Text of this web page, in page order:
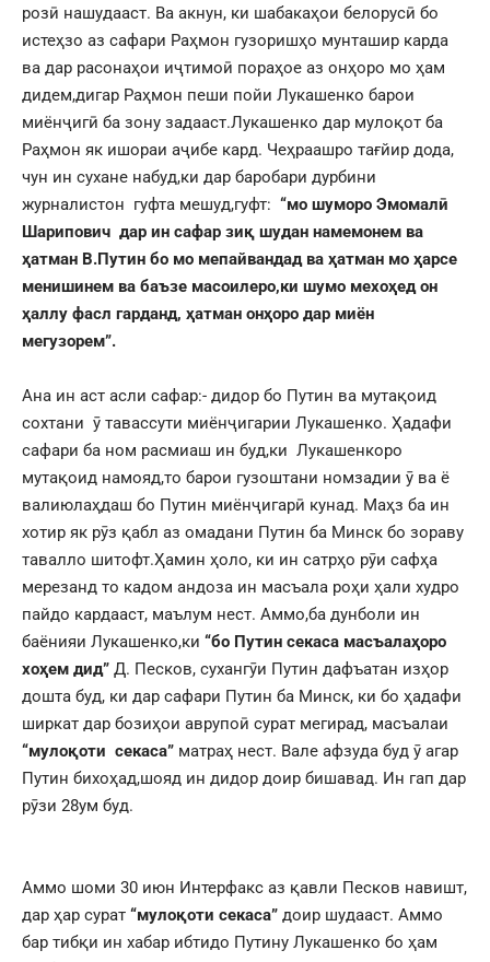
розӣ нашудааст. Ва акнун, ки шабакаҳои белорусӣ бо
истеҳзо аз сафари Раҳмон гузоришҳо мунташир карда
ва дар расонаҳои иҷтимоӣ пораҳое аз онҳоро мо ҳам
дидем,дигар Раҳмон пеши пойи Лукашенко барои
миёнҷигӣ ба зону задааст.Лукашенко дар мулоқот ба
Раҳмон як ишораи аҷибе кард. Чеҳраашро тағйир дода,
чун ин сухане набуд,ки дар баробари дурбини
журналистон гуфта мешуд,гуфт: “мо шуморо Эмомалӣ
Шарипович дар ин сафар зиқ шудан намемонем ва
ҳатман В.Путин бо мо мепайвандад ва ҳатман мо ҳарсе
менишинем ва баъзе масоилеро,ки шумо мехоҳед он
ҳаллу фасл гарданд, ҳатман онҳоро дар миён
мегузорем”.
Ана ин аст асли сафар:- дидор бо Путин ва мутақоид
сохтани ӯ тавассути миёнҷигарии Лукашенко. Ҳадафи
сафари ба ном расмиаш ин буд,ки Лукашенкоро
мутақоид намояд,то барои гузоштани номзадии ӯ ва ё
валиюлаҳдаш бо Путин миёнҷигарӣ кунад. Маҳз ба ин
хотир як рӯз қабл аз омадани Путин ба Минск бо зораву
тавалло шитофт.Ҳамин ҳоло, ки ин сатрҳо рӯи сафҳа
мерезанд то кадом андоза ин масъала роҳи ҳали худро
пайдо кардааст, маълум нест. Аммо,ба дунболи ин
баёнияи Лукашенко,ки “бо Путин секаса масъалаҳоро
хоҳем дид” Д. Песков, сухангӯи Путин дафъатан изҳор
дошта буд, ки дар сафари Путин ба Минск, ки бо ҳадафи
ширкат дар бозиҳои аврупоӣ сурат мегирад, масъалаи
“мулоқоти секаса” матраҳ нест. Вале афзуда буд ӯ агар
Путин бихоҳад,шояд ин дидор доир бишавад. Ин гап дар
рӯзи 28ум буд.
Аммо шоми 30 июн Интерфакс аз қавли Песков навишт,
дар ҳар сурат “мулоқоти секаса” доир шудааст. Аммо
бар тибқи ин хабар ибтидо Путину Лукашенко бо ҳам